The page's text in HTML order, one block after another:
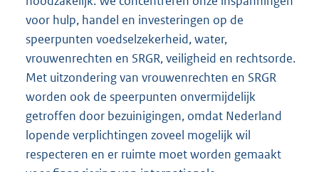
voor hulp, handel en investeringen op de
speerpunten voedselzekerheid, water,
vrouwenrechten en SRGR, veiligheid en rechtsorde.
Met uitzondering van vrouwenrechten en SRGR
worden ook de speerpunten onvermijdelijk
getroffen door bezuinigingen, omdat Nederland
lopende verplichtingen zoveel mogelijk wil
respecteren en er ruimte moet worden gemaakt